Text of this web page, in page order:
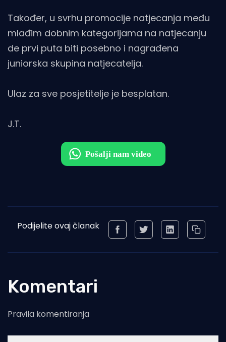
Također, u svrhu promocije natjecanja među
mlađim dobnim kategorijama na natjecanju
de prvi puta biti posebno i nagrađena
juniorska skupina natjecatelja.
Ulaz za sve posjetitelje je besplatan.
J.T.
Podijelite ovaj članak
Komentari
Pravila komentiranja